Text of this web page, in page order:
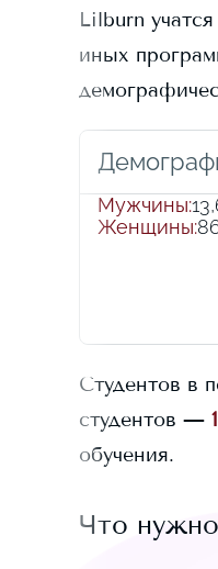
Lilburn учатся
иных
Мужчины:
Женщины:
Студентов в
студентов —
обучения.
Что